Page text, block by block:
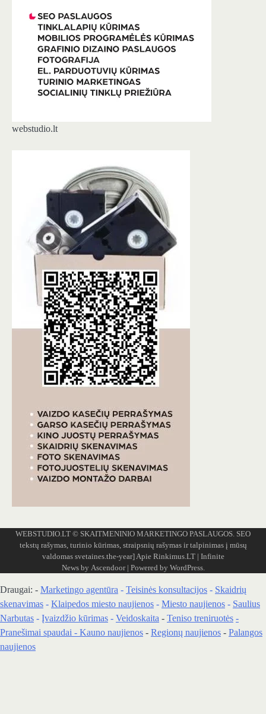
webstudio.lt
WEBSTUDIO.LT © SKAITMENINIO MARKETINGO PASLAUGOS. SEO
tekstų rašymas, turinio kūrimas, straipsnių rašymas ir talpinimas į mūsų
valdomas svetaines.the-year] Apie Rinkimus.LT| Infinite
News by Ascendoor| Powered by WordPress.
Draugai: - Marketingo agentūra - Teisinės konsultacijos - Skaidrių
skenavimas - Klaipedos miesto naujienos - Miesto naujienos - Saulius
Narbutas - Įvaizdžio kūrimas - Veidoskaita - Teniso treniruotės -
Pranešimai spaudai - Kauno naujienos - Regionų naujienos - Palangos
naujienos